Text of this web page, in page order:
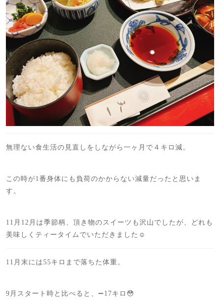
無理ない食生活の見直しをしながら一ヶ月で４キロ減。
この時が1番身体にも負荷のかからない減量だったと思いま
す。
11月12月は季節柄、頂き物のスイーツも沢山でしたが、どれも
美味しくティータイムでいただきました☺️
11月末には55キロまで落ちた体重。
9月スタート時と比べると、➖17キロ😳